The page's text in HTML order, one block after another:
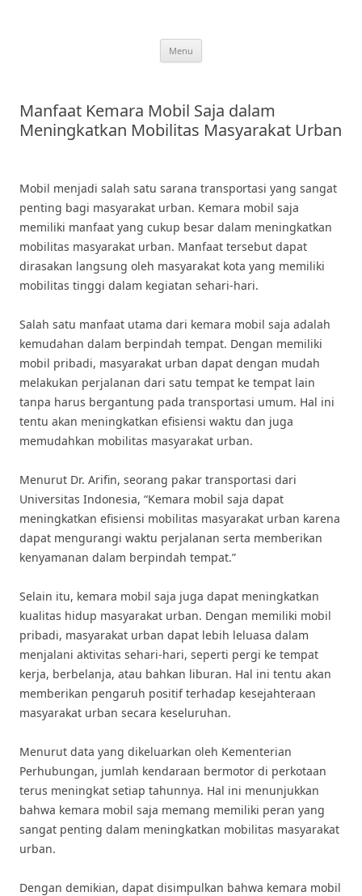
Menu
Manfaat Kemara Mobil Saja dalam
Meningkatkan Mobilitas Masyarakat Urban
Mobil menjadi salah satu sarana transportasi yang sangat
penting bagi masyarakat urban. Kemara mobil saja
memiliki manfaat yang cukup besar dalam meningkatkan
mobilitas masyarakat urban. Manfaat tersebut dapat
dirasakan langsung oleh masyarakat kota yang memiliki
mobilitas tinggi dalam kegiatan sehari-hari.
Salah satu manfaat utama dari kemara mobil saja adalah
kemudahan dalam berpindah tempat. Dengan memiliki
mobil pribadi, masyarakat urban dapat dengan mudah
melakukan perjalanan dari satu tempat ke tempat lain
tanpa harus bergantung pada transportasi umum. Hal ini
tentu akan meningkatkan efisiensi waktu dan juga
memudahkan mobilitas masyarakat urban.
Menurut Dr. Arifin, seorang pakar transportasi dari
Universitas Indonesia, “Kemara mobil saja dapat
meningkatkan efisiensi mobilitas masyarakat urban karena
dapat mengurangi waktu perjalanan serta memberikan
kenyamanan dalam berpindah tempat.”
Selain itu, kemara mobil saja juga dapat meningkatkan
kualitas hidup masyarakat urban. Dengan memiliki mobil
pribadi, masyarakat urban dapat lebih leluasa dalam
menjalani aktivitas sehari-hari, seperti pergi ke tempat
kerja, berbelanja, atau bahkan liburan. Hal ini tentu akan
memberikan pengaruh positif terhadap kesejahteraan
masyarakat urban secara keseluruhan.
Menurut data yang dikeluarkan oleh Kementerian
Perhubungan, jumlah kendaraan bermotor di perkotaan
terus meningkat setiap tahunnya. Hal ini menunjukkan
bahwa kemara mobil saja memang memiliki peran yang
sangat penting dalam meningkatkan mobilitas masyarakat
urban.
Dengan demikian, dapat disimpulkan bahwa kemara mobil